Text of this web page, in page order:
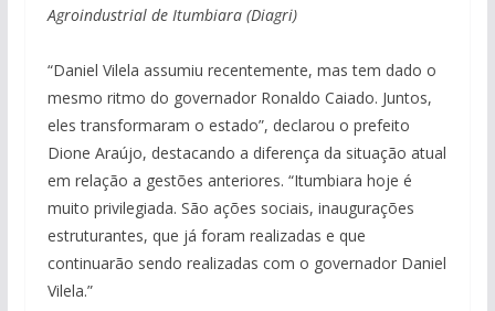
Agroindustrial de Itumbiara (Diagri)
“Daniel Vilela assumiu recentemente, mas tem dado o
mesmo ritmo do governador Ronaldo Caiado. Juntos,
eles transformaram o estado”, declarou o prefeito
Dione Araújo, destacando a diferença da situação atual
em relação a gestões anteriores. “Itumbiara hoje é
muito privilegiada. São ações sociais, inaugurações
estruturantes, que já foram realizadas e que
continuarão sendo realizadas com o governador Daniel
Vilela.”